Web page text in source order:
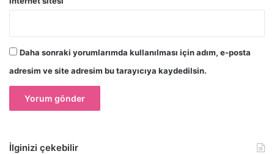
Daha sonraki yorumlarımda kullanılması için adım, e-posta
adresim ve site adresim bu tarayıcıya kaydedilsin.
İlginizi çekebilir